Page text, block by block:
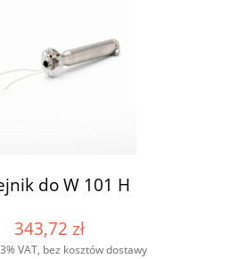
do W 101 H
343,72 zł
VAT, bez kosztów dostawy